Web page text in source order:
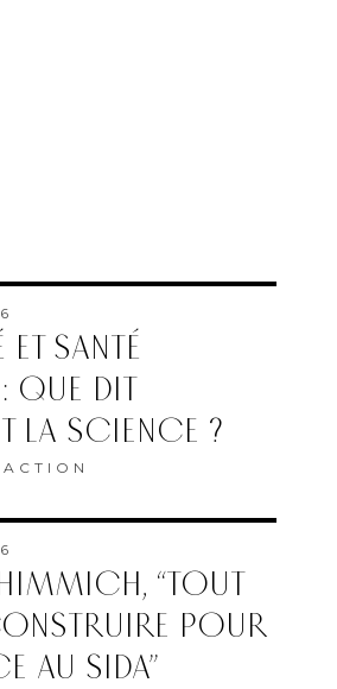
ET SANTÉ
QUE DIT
LA SCIENCE ?
“TOUT
POUR
AU SIDA”